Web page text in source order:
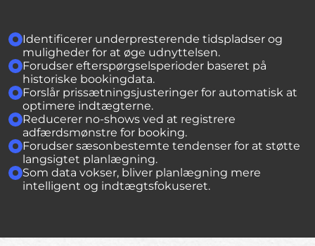
Identificerer underpresterende tidspladser og
muligheder for at øge udnyttelsen.
Forudser efterspørgselsperioder baseret på
historiske bookingdata.
Forslår prissætningsjusteringer for automatisk at
optimere indtægterne.
Reducerer no-shows ved at registrere
adfærdsmønstre for booking.
Forudser sæsonbestemte tendenser for at støtte
langsigtet planlægning.
Som data vokser, bliver planlægning mere
intelligent og indtægtsfokuseret.